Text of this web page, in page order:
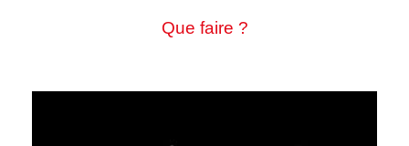
Que faire ?